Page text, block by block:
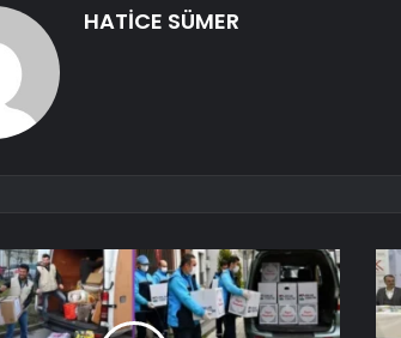
HATİCE SÜMER